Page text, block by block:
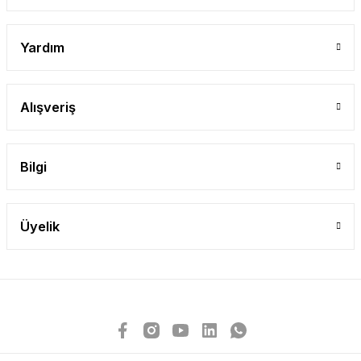
Yardım
Alışveriş
Bilgi
Üyelik